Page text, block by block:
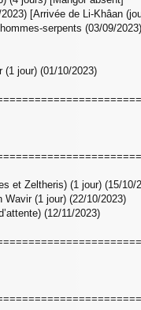
[Arrivée de Li-Khâan
serpents (03/09/
(1 jour) (01/10/2023)
et Zeltheris) (1 jour) (15/10/
Wavir (1 jour) (22/10/2023)
(12/11/2023)